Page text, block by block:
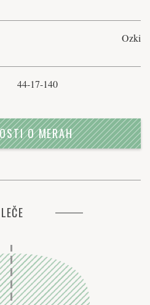
Ozki
44-17-140
O MERAH
LEČE